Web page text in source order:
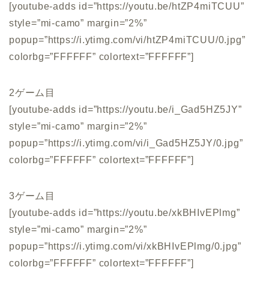
[youtube-adds id=”https://youtu.be/htZP4miTCUU”
style=”mi-camo” margin=”2%”
popup=”https://i.ytimg.com/vi/htZP4miTCUU/0.jpg”
colorbg=”FFFFFF” colortext=”FFFFFF”]
2ゲーム目
[youtube-adds id=”https://youtu.be/i_Gad5HZ5JY”
style=”mi-camo” margin=”2%”
popup=”https://i.ytimg.com/vi/i_Gad5HZ5JY/0.jpg”
colorbg=”FFFFFF” colortext=”FFFFFF”]
3ゲーム目
[youtube-adds id=”https://youtu.be/xkBHIvEPlmg”
style=”mi-camo” margin=”2%”
popup=”https://i.ytimg.com/vi/xkBHIvEPlmg/0.jpg”
colorbg=”FFFFFF” colortext=”FFFFFF”]